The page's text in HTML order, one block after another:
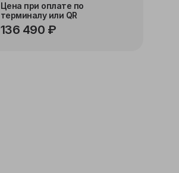
Цена при оплате по
терминалу или QR
136 490 ₽